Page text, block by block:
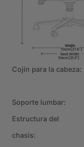
Cojín para la cabeza:
Soporte lumbar:
Estructura del
chasis: